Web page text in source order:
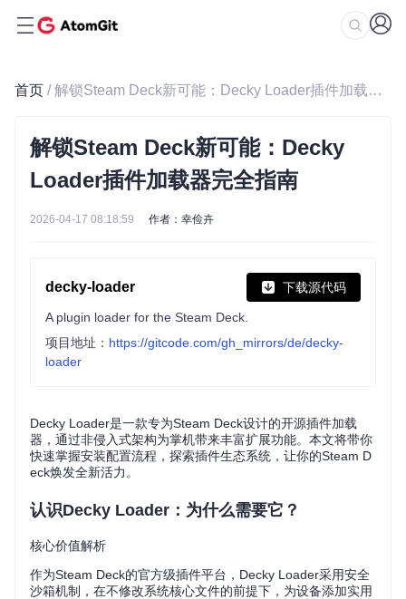
首页 / 解锁Steam Deck新可能：Decky Loader插件加载器完全指南
解锁Steam Deck新可能：Decky
Loader插件加载器完全指南
2026-04-17 08:18:59 作者：幸俭卉
decky-loader 下载源代码
A plugin loader for the Steam Deck.
项目地址： https://gitcode.com/gh_mirrors/de/decky-
loader
Decky Loader是一款专为Steam Deck设计的开源插件加载
器，通过非侵入式架构为掌机带来丰富扩展功能。本文将带你
快速掌握安装配置流程，探索插件生态系统，让你的Steam D
eck焕发全新活力。
认识Decky Loader：为什么需要它？
核心价值解析
作为Steam Deck的官方级插件平台，Decky Loader采用安全
沙箱机制，在不修改系统核心文件的前提下，为设备添加实用